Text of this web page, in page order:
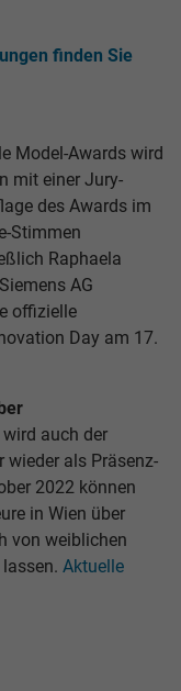
finden Sie
Model-Awards wird
mit einer Jury-
des Awards im
Stimmen
Raphaela
AG
offizielle
Day am 17.
auch der
wieder als Präsenz-
2022 können
in Wien über
von weiblichen
Aktuelle